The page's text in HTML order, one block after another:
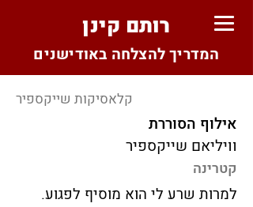
רותם קינן
המדריך להצלחה באודישנים
קלאסיקות שייקספיר
וויליאם שייקספיר
אילוף הסוררת
קטרינה
למרות שרע לי הוא מוסיף לפגוע.